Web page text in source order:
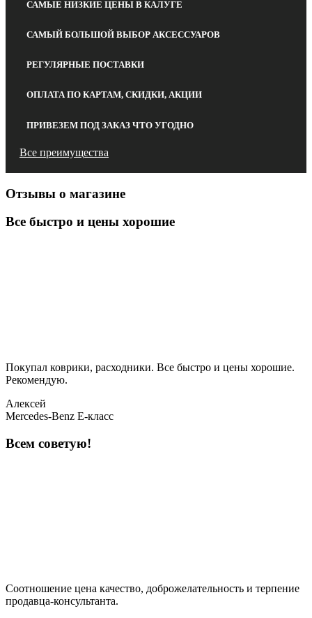
САМЫЕ НИЗКИЕ ЦЕНЫ В КАЛУГЕ
САМЫЙ БОЛЬШОЙ ВЫБОР АКСЕССУАРОВ
РЕГУЛЯРНЫЕ ПОСТАВКИ
ОПЛАТА ПО КАРТАМ, СКИДКИ, АКЦИИ
ПРИВЕЗЕМ ПОД ЗАКАЗ ЧТО УГОДНО
Все преимущества
Отзывы о магазине
Все быстро и цены хорошие
Покупал коврики, расходники. Все быстро и цены хорошие.
Рекомендую.
Алексей
Mercedes-Benz E-класс
Всем советую!
Соотношение цена качество, доброжелательность и терпение
продавца-консультанта.